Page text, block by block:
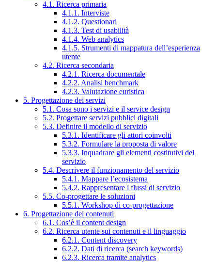
4.1. Ricerca primaria
4.1.1. Interviste
4.1.2. Questionari
4.1.3. Test di usabilità
4.1.4. Web analytics
4.1.5. Strumenti di mappatura dell’esperienza
utente
4.2. Ricerca secondaria
4.2.1. Ricerca documentale
4.2.2. Analisi benchmark
4.2.3. Valutazione euristica
5. Progettazione dei servizi
5.1. Cosa sono i servizi e il service design
5.2. Progettare servizi pubblici digitali
5.3. Definire il modello di servizio
5.3.1. Identificare gli attori coinvolti
5.3.2. Formulare la proposta di valore
5.3.3. Inquadrare gli elementi costitutivi del
servizio
5.4. Descrivere il funzionamento del servizio
5.4.1. Mappare l’ecosistema
5.4.2. Rappresentare i flussi di servizio
5.5. Co-progettare le soluzioni
5.5.1. Workshop di co-progettazione
6. Progettazione dei contenuti
6.1. Cos’è il content design
6.2. Ricerca utente sui contenuti e il linguaggio
6.2.1. Content discovery
6.2.2. Dati di ricerca (search keywords)
6.2.3. Ricerca tramite analytics